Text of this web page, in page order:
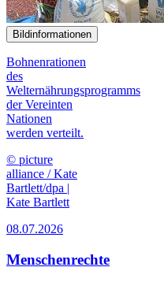
Bildinformationen
Bohnenrationen
des
Welternährungsprogramms
der Vereinten
Nationen
werden verteilt.
© picture
alliance / Kate
Bartlett/dpa |
Kate Bartlett
08.07.2026
Menschenrechte